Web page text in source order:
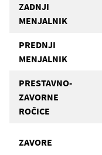
ZADNJI
MENJALNIK
PREDNJI
MENJALNIK
PRESTAVNO-
ZAVORNE
ROČICE
ZAVORE